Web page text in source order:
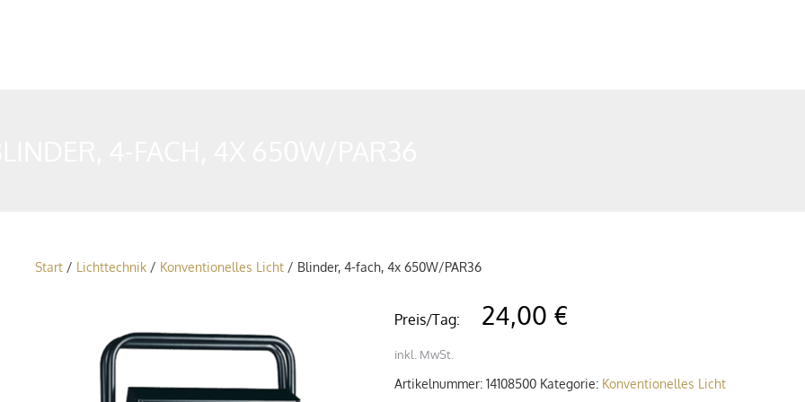
Start/ Lichttechnik/ Konventionelles Licht/ Blinder, 4-fach, 4x 650W/PAR36
Preis/Tag: 24,00 €
inkl. MwSt.
Artikelnummer:14108500 Kategorie: Konventionelles Licht